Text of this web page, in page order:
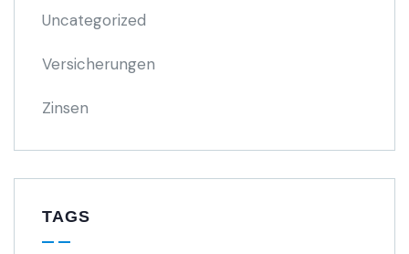
Uncategorized
Versicherungen
Zinsen
TAGS